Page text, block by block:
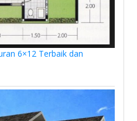
6×12 Terbaik dan